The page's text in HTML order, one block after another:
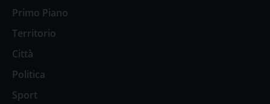
Primo Piano
Territorio
Città
Politica
Sport